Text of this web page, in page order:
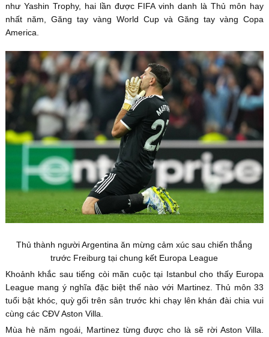
như Yashin Trophy, hai lần được FIFA vinh danh là Thủ môn hay
nhất năm, Găng tay vàng World Cup và Găng tay vàng Copa
America.
Thủ thành người Argentina ăn mừng cảm xúc sau chiến thắng
trước Freiburg tại chung kết Europa League
Khoảnh khắc sau tiếng còi mãn cuộc tại Istanbul cho thấy Europa
League mang ý nghĩa đặc biệt thế nào với Martinez. Thủ môn 33
tuổi bật khóc, quỳ gối trên sân trước khi chạy lên khán đài chia vui
cùng các CĐV Aston Villa.
Mùa hè năm ngoái, Martinez từng được cho là sẽ rời Aston Villa.